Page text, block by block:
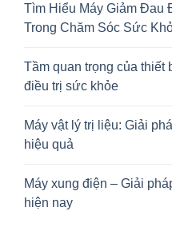
Tìm Hiểu Máy Giảm Đau
Trong Chăm Sóc Sức
Tầm quan trọng của thiết
điều trị sức khỏe
Máy vật lý trị liệu: Giải
hiệu quả
Máy xung điện – Giải
hiện nay